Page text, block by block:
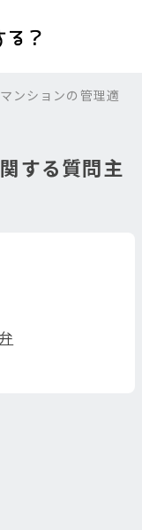
ンションの管理適
する質問主